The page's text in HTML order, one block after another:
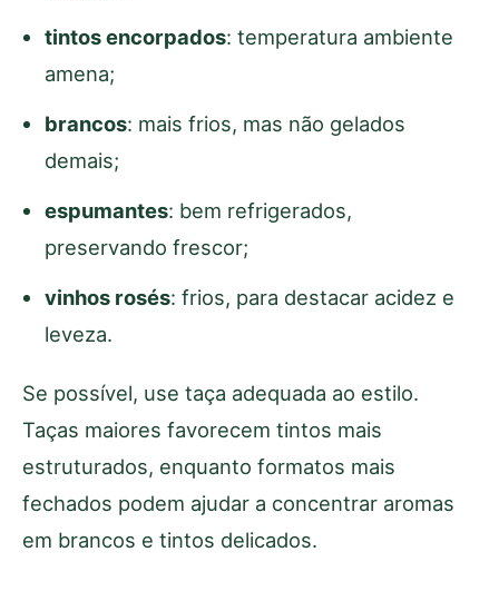
tintos encorpados: temperatura ambiente
amena;
brancos: mais frios, mas não gelados
demais;
espumantes: bem refrigerados,
preservando frescor;
vinhos rosés: frios, para destacar acidez e
leveza.
Se possível, use taça adequada ao estilo.
Taças maiores favorecem tintos mais
estruturados, enquanto formatos mais
fechados podem ajudar a concentrar aromas
em brancos e tintos delicados.